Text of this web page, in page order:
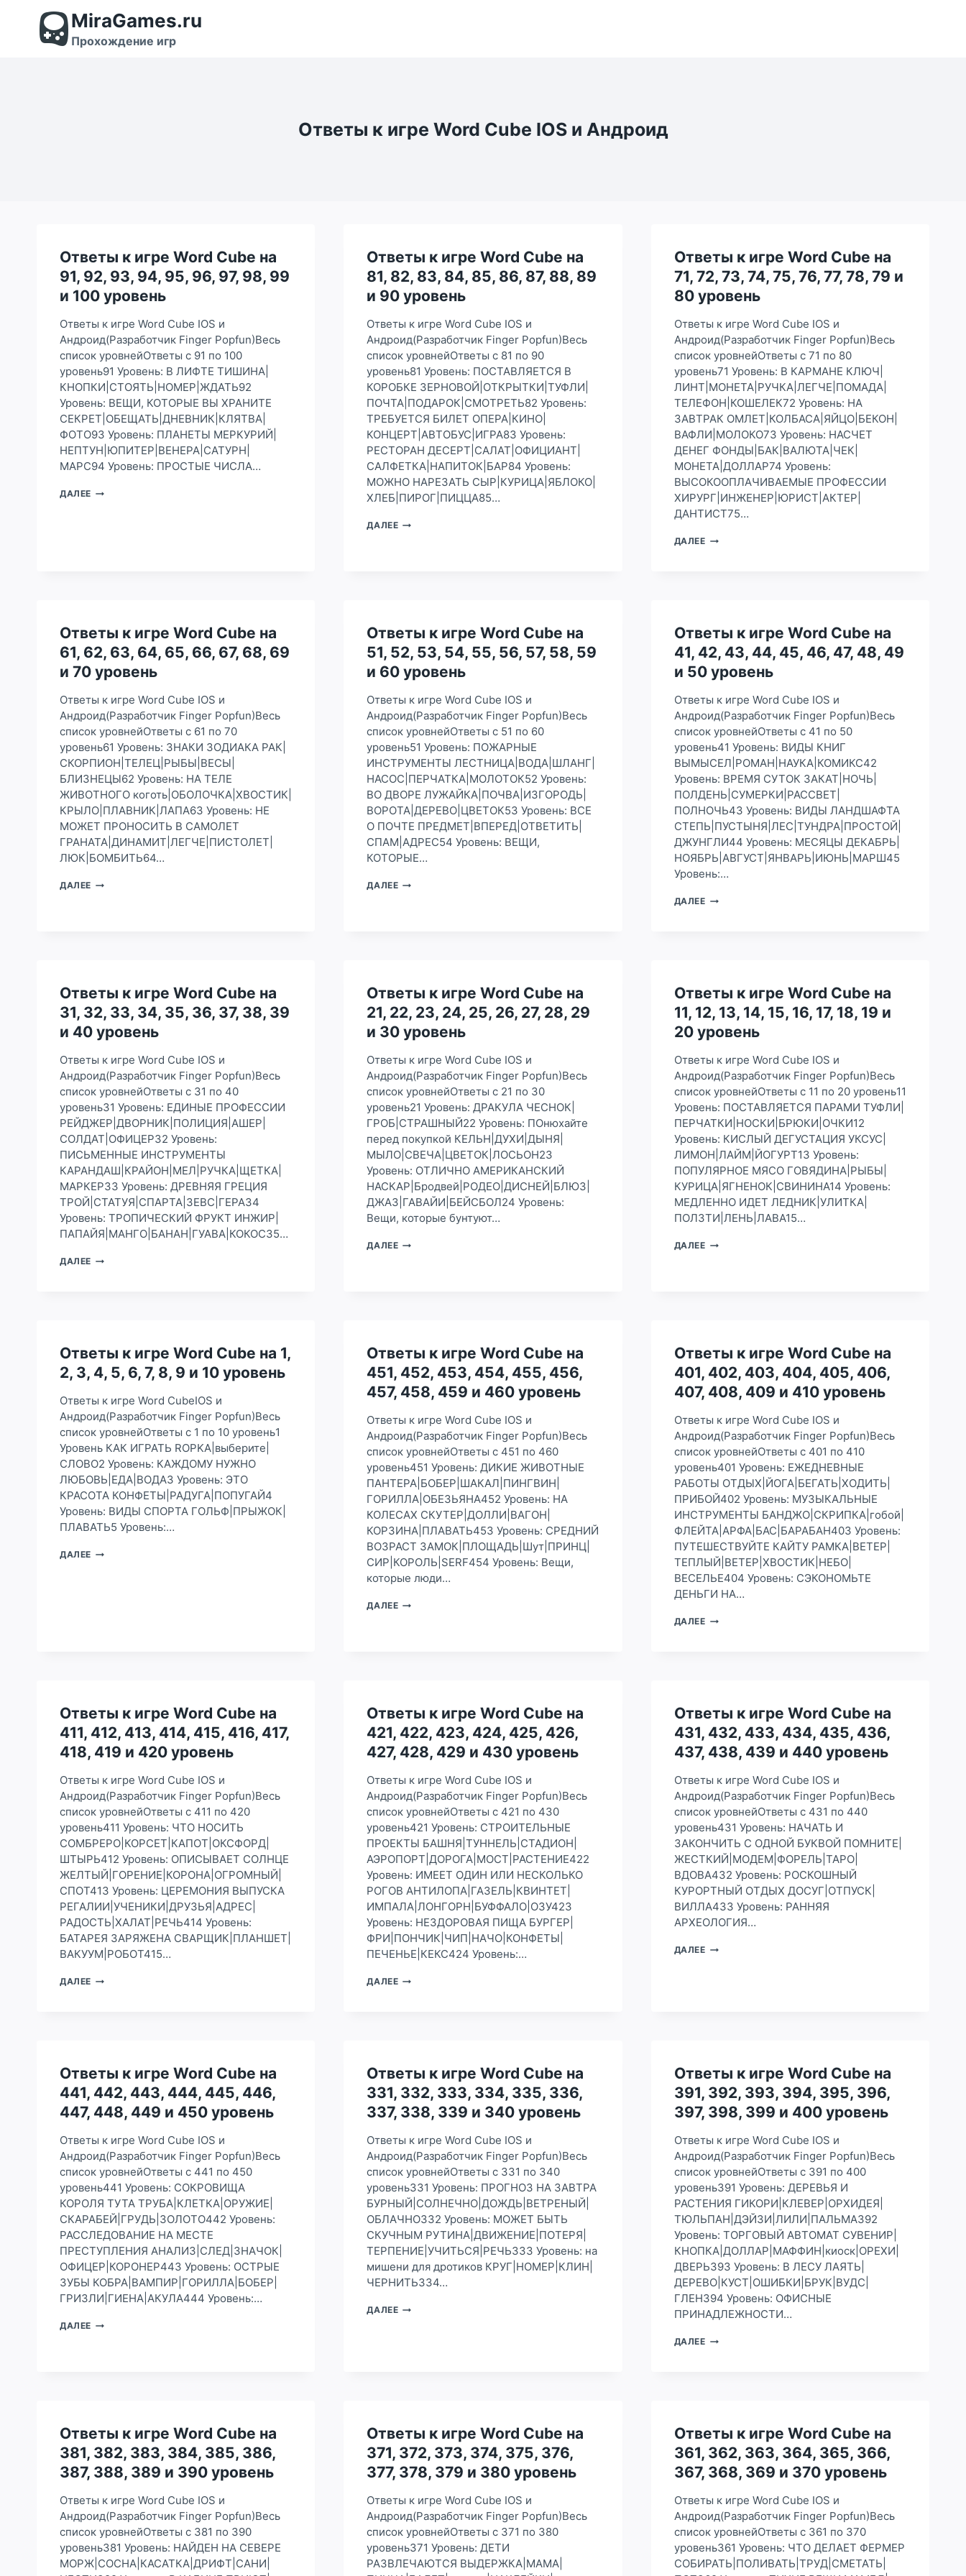
содержимому
MiraGames.ru
Прохождение игр
Ответы к игре Word Cube IOS и Андроид
Ответы к игре Word Cube на
91, 92, 93, 94, 95, 96, 97, 98, 99
и 100 уровень
Ответы к игре Word Cube IOS и
Андроид(Разработчик Finger Popfun)Весь
список уровнейОтветы с 91 по 100
уровень91 Уровень: В ЛИФТЕ ТИШИНА|
КНОПКИ|СТОЯТЬ|НОМЕР|ЖДАТЬ92
Уровень: ВЕЩИ, КОТОРЫЕ ВЫ ХРАНИТЕ
СЕКРЕТ|ОБЕЩАТЬ|ДНЕВНИК|КЛЯТВА|
ФОТО93 Уровень: ПЛАНЕТЫ МЕРКУРИЙ|
НЕПТУН|ЮПИТЕР|ВЕНЕРА|САТУРН|
МАРС94 Уровень: ПРОСТЫЕ ЧИСЛА…
ДАЛЕЕ ОТВЕТЫ
96,
97,
98,
99
100
УРОВЕНЬ
Ответы к игре Word Cube на
81, 82, 83, 84, 85, 86, 87, 88, 89
и 90 уровень
Ответы к игре Word Cube IOS и
Андроид(Разработчик Finger Popfun)Весь
список уровнейОтветы с 81 по 90
уровень81 Уровень: ПОСТАВЛЯЕТСЯ В
КОРОБКЕ ЗЕРНОВОЙ|ОТКРЫТКИ|ТУФЛИ|
ПОЧТА|ПОДАРОК|СМОТРЕТЬ82 Уровень:
ТРЕБУЕТСЯ БИЛЕТ ОПЕРА|КИНО|
КОНЦЕРТ|АВТОБУС|ИГРА83 Уровень:
РЕСТОРАН ДЕСЕРТ|САЛАТ|ОФИЦИАНТ|
САЛФЕТКА|НАПИТОК|БАР84 Уровень:
МОЖНО НАРЕЗАТЬ СЫР|КУРИЦА|ЯБЛОКО|
ХЛЕБ|ПИРОГ|ПИЦЦА85…
ДАЛЕЕ ОТВЕТЫ
84,
85,
86,
87,
89
И
90
УРОВЕНЬ
Ответы к игре Word Cube на
71, 72, 73, 74, 75, 76, 77, 78, 79 и
80 уровень
Ответы к игре Word Cube IOS и
Андроид(Разработчик Finger Popfun)Весь
список уровнейОтветы с 71 по 80
уровень71 Уровень: В КАРМАНЕ КЛЮЧ|
ЛИНТ|МОНЕТА|РУЧКА|ЛЕГЧЕ|ПОМАДА|
ТЕЛЕФОН|КОШЕЛЕК72 Уровень: НА
ЗАВТРАК ОМЛЕТ|КОЛБАСА|ЯЙЦО|БЕКОН|
ВАФЛИ|МОЛОКО73 Уровень: НАСЧЕТ
ДЕНЕГ ФОНДЫ|БАК|ВАЛЮТА|ЧЕК|
МОНЕТА|ДОЛЛАР74 Уровень:
ВЫСОКООПЛАЧИВАЕМЫЕ ПРОФЕССИИ
ХИРУРГ|ИНЖЕНЕР|ЮРИСТ|АКТЕР|
ДАНТИСТ75…
ДАЛЕЕ ОТВЕТЫ
72,
73,
74,
75,
76,
78,
79
И
80
УРОВЕНЬ
Ответы к игре Word Cube на
61, 62, 63, 64, 65, 66, 67, 68, 69
и 70 уровень
Ответы к игре Word Cube IOS и
Андроид(Разработчик Finger Popfun)Весь
список уровнейОтветы с 61 по 70
уровень61 Уровень: ЗНАКИ ЗОДИАКА РАК|
СКОРПИОН|ТЕЛЕЦ|РЫБЫ|ВЕСЫ|
БЛИЗНЕЦЫ62 Уровень: НА ТЕЛЕ
ЖИВОТНОГО коготь|ОБОЛОЧКА|ХВОСТИК|
КРЫЛО|ПЛАВНИК|ЛАПА63 Уровень: НЕ
МОЖЕТ ПРОНОСИТЬ В САМОЛЕТ
ГРАНАТА|ДИНАМИТ|ЛЕГЧЕ|ПИСТОЛЕТ|
ЛЮК|БОМБИТЬ64…
ДАЛЕЕ ОТВЕТЫ
64,
65,
66,
67,
69
И
70
УРОВЕНЬ
Ответы к игре Word Cube на
51, 52, 53, 54, 55, 56, 57, 58, 59
и 60 уровень
Ответы к игре Word Cube IOS и
Андроид(Разработчик Finger Popfun)Весь
список уровнейОтветы с 51 по 60
уровень51 Уровень: ПОЖАРНЫЕ
ИНСТРУМЕНТЫ ЛЕСТНИЦА|ВОДА|ШЛАНГ|
НАСОС|ПЕРЧАТКА|МОЛОТОК52 Уровень:
ВО ДВОРЕ ЛУЖАЙКА|ПОЧВА|ИЗГОРОДЬ|
ВОРОТА|ДЕРЕВО|ЦВЕТОК53 Уровень: ВСЕ
О ПОЧТЕ ПРЕДМЕТ|ВПЕРЕД|ОТВЕТИТЬ|
СПАМ|АДРЕС54 Уровень: ВЕЩИ,
КОТОРЫЕ…
ДАЛЕЕ ОТВЕТЫ
54,
55,
56,
57,
59
И
60
УРОВЕНЬ
Ответы к игре Word Cube на
41, 42, 43, 44, 45, 46, 47, 48, 49
и 50 уровень
Ответы к игре Word Cube IOS и
Андроид(Разработчик Finger Popfun)Весь
список уровнейОтветы с 41 по 50
уровень41 Уровень: ВИДЫ КНИГ
ВЫМЫСЕЛ|РОМАН|НАУКА|КОМИКС42
Уровень: ВРЕМЯ СУТОК ЗАКАТ|НОЧЬ|
ПОЛДЕНЬ|СУМЕРКИ|РАССВЕТ|
ПОЛНОЧЬ43 Уровень: ВИДЫ ЛАНДШАФТА
СТЕПЬ|ПУСТЫНЯ|ЛЕС|ТУНДРА|ПРОСТОЙ|
ДЖУНГЛИ44 Уровень: МЕСЯЦЫ ДЕКАБРЬ|
НОЯБРЬ|АВГУСТ|ЯНВАРЬ|ИЮНЬ|МАРШ45
Уровень:…
ДАЛЕЕ ОТВЕТЫ
42,
43,
44,
45,
46,
48,
49
И
50
УРОВЕНЬ
Ответы к игре Word Cube на
31, 32, 33, 34, 35, 36, 37, 38, 39
и 40 уровень
Ответы к игре Word Cube IOS и
Андроид(Разработчик Finger Popfun)Весь
список уровнейОтветы с 31 по 40
уровень31 Уровень: ЕДИНЫЕ ПРОФЕССИИ
РЕЙДЖЕР|ДВОРНИК|ПОЛИЦИЯ|АШЕР|
СОЛДАТ|ОФИЦЕР32 Уровень:
ПИСЬМЕННЫЕ ИНСТРУМЕНТЫ
КАРАНДАШ|КРАЙОН|МЕЛ|РУЧКА|ЩЕТКА|
МАРКЕР33 Уровень: ДРЕВНЯЯ ГРЕЦИЯ
ТРОЙ|СТАТУЯ|СПАРТА|ЗЕВС|ГЕРА34
Уровень: ТРОПИЧЕСКИЙ ФРУКТ ИНЖИР|
ПАПАЙЯ|МАНГО|БАНАН|ГУАВА|КОКОС35…
ДАЛЕЕ ОТВЕТЫ
32,
33,
34,
36,
37,
38,
39
И
40
УРОВЕНЬ
Ответы к игре Word Cube на
21, 22, 23, 24, 25, 26, 27, 28, 29
и 30 уровень
Ответы к игре Word Cube IOS и
Андроид(Разработчик Finger Popfun)Весь
список уровнейОтветы с 21 по 30
уровень21 Уровень: ДРАКУЛА ЧЕСНОК|
ГРОБ|СТРАШНЫЙ22 Уровень: ПОнюхайте
перед покупкой КЕЛЬН|ДУХИ|ДЫНЯ|
МЫЛО|СВЕЧА|ЦВЕТОК|ЛОСЬОН23
Уровень: ОТЛИЧНО АМЕРИКАНСКИЙ
НАСКАР|Бродвей|РОДЕО|ДИСНЕЙ|БЛЮЗ|
ДЖАЗ|ГАВАЙИ|БЕЙСБОЛ24 Уровень:
Вещи, которые бунтуют…
ДАЛЕЕ ОТВЕТЫ
24,
25,
26,
27,
29
И
30
УРОВЕНЬ
Ответы к игре Word Cube на
11, 12, 13, 14, 15, 16, 17, 18, 19 и
20 уровень
Ответы к игре Word Cube IOS и
Андроид(Разработчик Finger Popfun)Весь
список уровнейОтветы с 11 по 20 уровень11
Уровень: ПОСТАВЛЯЕТСЯ ПАРАМИ ТУФЛИ|
ПЕРЧАТКИ|НОСКИ|БРЮКИ|ОЧКИ12
Уровень: КИСЛЫЙ ДЕГУСТАЦИЯ УКСУС|
ЛИМОН|ЛАЙМ|ЙОГУРТ13 Уровень:
ПОПУЛЯРНОЕ МЯСО ГОВЯДИНА|РЫБЫ|
КУРИЦА|ЯГНЕНОК|СВИНИНА14 Уровень:
МЕДЛЕННО ИДЕТ ЛЕДНИК|УЛИТКА|
ПОЛЗТИ|ЛЕНЬ|ЛАВА15…
ДАЛЕЕ ОТВЕТЫ
14,
15,
16,
17,
19
И
20
УРОВЕНЬ
Ответы к игре Word Cube на 1,
2, 3, 4, 5, 6, 7, 8, 9 и 10 уровень
Ответы к игре Word CubeIOS и
Андроид(Разработчик Finger Popfun)Весь
список уровнейОтветы с 1 по 10 уровень1
Уровень КАК ИГРАТЬ ROPKA|выберите|
СЛОВО2 Уровень: КАЖДОМУ НУЖНО
ЛЮБОВЬ|ЕДА|ВОДА3 Уровень: ЭТО
КРАСОТА КОНФЕТЫ|РАДУГА|ПОПУГАЙ4
Уровень: ВИДЫ СПОРТА ГОЛЬФ|ПРЫЖОК|
ПЛАВАТЬ5 Уровень:…
ДАЛЕЕ ОТВЕТЫ
7,
8,
9
И
10
Ответы к игре Word Cube на
451, 452, 453, 454, 455, 456,
457, 458, 459 и 460 уровень
Ответы к игре Word Cube IOS и
Андроид(Разработчик Finger Popfun)Весь
список уровнейОтветы с 451 по 460
уровень451 Уровень: ДИКИЕ ЖИВОТНЫЕ
ПАНТЕРА|БОБЕР|ШАКАЛ|ПИНГВИН|
ГОРИЛЛА|ОБЕЗЬЯНА452 Уровень: НА
КОЛЕСАХ СКУТЕР|ДОЛЛИ|ВАГОН|
КОРЗИНА|ПЛАВАТЬ453 Уровень: СРЕДНИЙ
ВОЗРАСТ ЗАМОК|ПЛОЩАДЬ|Шут|ПРИНЦ|
СИР|КОРОЛЬ|SERF454 Уровень: Вещи,
которые люди…
ДАЛЕЕ ОТВЕТЫ
454,
455,
456,
457,
459
И
460
УРОВЕНЬ
Ответы к игре Word Cube на
401, 402, 403, 404, 405, 406,
407, 408, 409 и 410 уровень
Ответы к игре Word Cube IOS и
Андроид(Разработчик Finger Popfun)Весь
список уровнейОтветы с 401 по 410
уровень401 Уровень: ЕЖЕДНЕВНЫЕ
РАБОТЫ ОТДЫХ|ЙОГА|БЕГАТЬ|ХОДИТЬ|
ПРИБОЙ402 Уровень: МУЗЫКАЛЬНЫЕ
ИНСТРУМЕНТЫ БАНДЖО|СКРИПКА|гобой|
ФЛЕЙТА|АРФА|БАС|БАРАБАН403 Уровень:
ПУТЕШЕСТВУЙТЕ КАЙТУ РАМКА|ВЕТЕР|
ТЕПЛЫЙ|ВЕТЕР|ХВОСТИК|НЕБО|
ВЕСЕЛЬЕ404 Уровень: СЭКОНОМЬТЕ
ДЕНЬГИ НА…
ДАЛЕЕ ОТВЕТЫ
402,
403,
404,
405,
406,
408,
409
И
410
УРОВЕНЬ
Ответы к игре Word Cube на
411, 412, 413, 414, 415, 416, 417,
418, 419 и 420 уровень
Ответы к игре Word Cube IOS и
Андроид(Разработчик Finger Popfun)Весь
список уровнейОтветы с 411 по 420
уровень411 Уровень: ЧТО НОСИТЬ
СОМБРЕРО|КОРСЕТ|КАПОТ|ОКСФОРД|
ШТЫРЬ412 Уровень: ОПИСЫВАЕТ СОЛНЦЕ
ЖЕЛТЫЙ|ГОРЕНИЕ|КОРОНА|ОГРОМНЫЙ|
СПОТ413 Уровень: ЦЕРЕМОНИЯ ВЫПУСКА
РЕГАЛИИ|УЧЕНИКИ|ДРУЗЬЯ|АДРЕС|
РАДОСТЬ|ХАЛАТ|РЕЧЬ414 Уровень:
БАТАРЕЯ ЗАРЯЖЕНА СВАРЩИК|ПЛАНШЕТ|
ВАКУУМ|РОБОТ415…
ДАЛЕЕ ОТВЕТЫ
412,
413,
414,
415,
418,
419
И
420
УРОВЕНЬ
Ответы к игре Word Cube на
421, 422, 423, 424, 425, 426,
427, 428, 429 и 430 уровень
Ответы к игре Word Cube IOS и
Андроид(Разработчик Finger Popfun)Весь
список уровнейОтветы с 421 по 430
уровень421 Уровень: СТРОИТЕЛЬНЫЕ
ПРОЕКТЫ БАШНЯ|ТУННЕЛЬ|СТАДИОН|
АЭРОПОРТ|ДОРОГА|МОСТ|РАСТЕНИЕ422
Уровень: ИМЕЕТ ОДИН ИЛИ НЕСКОЛЬКО
РОГОВ АНТИЛОПА|ГАЗЕЛЬ|КВИНТЕТ|
ИМПАЛА|ЛОНГОРН|БУФФАЛО|ОЗУ423
Уровень: НЕЗДОРОВАЯ ПИЩА БУРГЕР|
ФРИ|ПОНЧИК|ЧИП|НАЧО|КОНФЕТЫ|
ПЕЧЕНЬЕ|КЕКС424 Уровень:…
ДАЛЕЕ ОТВЕТЫ
422,
423,
424,
425,
426,
428,
429
И
430
УРОВЕНЬ
Ответы к игре Word Cube на
431, 432, 433, 434, 435, 436,
437, 438, 439 и 440 уровень
Ответы к игре Word Cube IOS и
Андроид(Разработчик Finger Popfun)Весь
список уровнейОтветы с 431 по 440
уровень431 Уровень: НАЧАТЬ И
ЗАКОНЧИТЬ С ОДНОЙ БУКВОЙ ПОМНИТЕ|
ЖЕСТКИЙ|МОДЕМ|ФОРЕЛЬ|ТАРО|
ВДОВА432 Уровень: РОСКОШНЫЙ
КУРОРТНЫЙ ОТДЫХ ДОСУГ|ОТПУСК|
ВИЛЛА433 Уровень: РАННЯЯ
АРХЕОЛОГИЯ…
ДАЛЕЕ ОТВЕТЫ
435,
436,
438,
И
440
УРОВЕНЬ
Ответы к игре Word Cube на
441, 442, 443, 444, 445, 446,
447, 448, 449 и 450 уровень
Ответы к игре Word Cube IOS и
Андроид(Разработчик Finger Popfun)Весь
список уровнейОтветы с 441 по 450
уровень441 Уровень: СОКРОВИЩА
КОРОЛЯ ТУТА ТРУБА|КЛЕТКА|ОРУЖИЕ|
СКАРАБЕЙ|ГРУДЬ|ЗОЛОТО442 Уровень:
РАССЛЕДОВАНИЕ НА МЕСТЕ
ПРЕСТУПЛЕНИЯ АНАЛИЗ|СЛЕД|ЗНАЧОК|
ОФИЦЕР|КОРОНЕР443 Уровень: ОСТРЫЕ
ЗУБЫ КОБРА|ВАМПИР|ГОРИЛЛА|БОБЕР|
ГРИЗЛИ|ГИЕНА|АКУЛА444 Уровень:…
ДАЛЕЕ ОТВЕТЫ
444,
445,
446,
447,
449
И
450
УРОВЕНЬ
Ответы к игре Word Cube на
331, 332, 333, 334, 335, 336,
337, 338, 339 и 340 уровень
Ответы к игре Word Cube IOS и
Андроид(Разработчик Finger Popfun)Весь
список уровнейОтветы с 331 по 340
уровень331 Уровень: ПРОГНОЗ НА ЗАВТРА
БУРНЫЙ|СОЛНЕЧНО|ДОЖДЬ|ВЕТРЕНЫЙ|
ОБЛАЧНО332 Уровень: МОЖЕТ БЫТЬ
СКУЧНЫМ РУТИНА|ДВИЖЕНИЕ|ПОТЕРЯ|
ТЕРПЕНИЕ|УЧИТЬСЯ|РЕЧЬ333 Уровень: на
мишени для дротиков КРУГ|НОМЕР|КЛИН|
ЧЕРНИТЬ334…
ДАЛЕЕ ОТВЕТЫ
335,
336,
338,
И
340
УРОВЕНЬ
Ответы к игре Word Cube на
391, 392, 393, 394, 395, 396,
397, 398, 399 и 400 уровень
Ответы к игре Word Cube IOS и
Андроид(Разработчик Finger Popfun)Весь
список уровнейОтветы с 391 по 400
уровень391 Уровень: ДЕРЕВЬЯ И
РАСТЕНИЯ ГИКОРИ|КЛЕВЕР|ОРХИДЕЯ|
ТЮЛЬПАН|ДЭЙЗИ|ЛИЛИ|ПАЛЬМА392
Уровень: ТОРГОВЫЙ АВТОМАТ СУВЕНИР|
КНОПКА|ДОЛЛАР|МАФФИН|киоск|ОРЕХИ|
ДВЕРЬ393 Уровень: В ЛЕСУ ЛАЯТЬ|
ДЕРЕВО|КУСТ|ОШИБКИ|БРУК|ВУДС|
ГЛЕН394 Уровень: ОФИСНЫЕ
ПРИНАДЛЕЖНОСТИ…
ДАЛЕЕ ОТВЕТЫ
392,
393,
394,
395,
396,
398,
399
И
400
УРОВЕНЬ
Ответы к игре Word Cube на
381, 382, 383, 384, 385, 386,
387, 388, 389 и 390 уровень
Ответы к игре Word Cube IOS и
Андроид(Разработчик Finger Popfun)Весь
список уровнейОтветы с 381 по 390
уровень381 Уровень: НАЙДЕН НА СЕВЕРЕ
МОРЖ|СОСНА|КАСАТКА|ДРИФТ|САНИ|
Ответы к игре Word Cube на
371, 372, 373, 374, 375, 376,
377, 378, 379 и 380 уровень
Ответы к игре Word Cube IOS и
Андроид(Разработчик Finger Popfun)Весь
список уровнейОтветы с 371 по 380
уровень371 Уровень: ДЕТИ
РАЗВЛЕЧАЮТСЯ ВЫДЕРЖКА|МАМА|
Ответы к игре Word Cube на
361, 362, 363, 364, 365, 366,
367, 368, 369 и 370 уровень
Ответы к игре Word Cube IOS и
Андроид(Разработчик Finger Popfun)Весь
список уровнейОтветы с 361 по 370
уровень361 Уровень: ЧТО ДЕЛАЕТ ФЕРМЕР
СОБИРАТЬ|ПОЛИВАТЬ|ТРУД|СМЕТАТЬ|